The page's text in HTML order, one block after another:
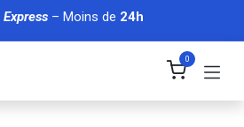
Express– Moins de 24h
0